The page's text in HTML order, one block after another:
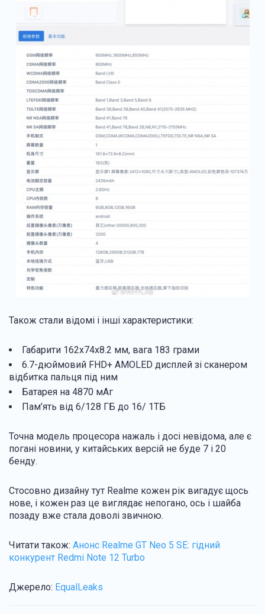
Також стали відомі і інші характеристики:
Габарити 162х74х8.2 мм, вага 183 грами
6.7-дюймовий FHD+ AMOLED дисплей зі сканером
відбитка пальця під ним
Батарея на 4870 мАг
Пам’ять від 6/128 ГБ до 16/ 1ТБ
Точна модель процесора нажаль і досі невідома, але є
погані новини, у китайських версій не буде 7 і 20
бенду.
Стосовно дизайну тут Realme кожен рік вигадує щось
нове, і кожен раз це виглядає непогано, ось і шайба
позаду вже стала доволі звичною.
Читати також: Анонс Realme GT Neo 5 SE: гідний
конкурент Redmi Note 12 Turbo
Джерело: EqualLeaks